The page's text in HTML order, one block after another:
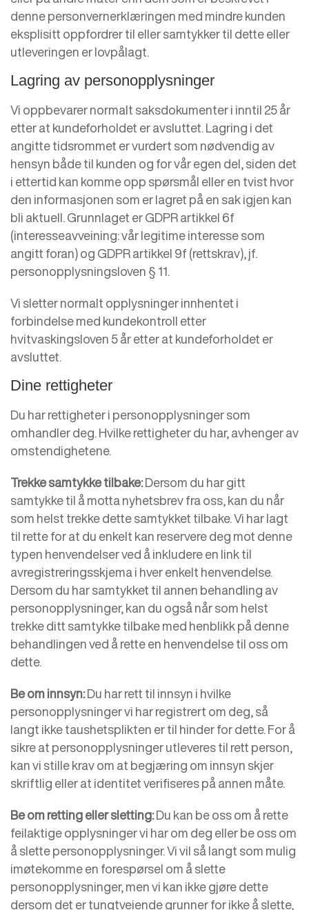
denne personvernerklæringen med mindre kunden
eksplisitt oppfordrer til eller samtykker til dette eller
utleveringen er lovpålagt.
Lagring av personopplysninger
Vi oppbevarer normalt saksdokumenter i inntil 25 år
etter at kundeforholdet er avsluttet. Lagring i det
angitte tidsrommet er vurdert som nødvendig av
hensyn både til kunden og for vår egen del, siden det
i ettertid kan komme opp spørsmål eller en tvist hvor
den informasjonen som er lagret på en sak igjen kan
bli aktuell. Grunnlaget er GDPR artikkel 6f
(interesseavveining: vår legitime interesse som
angitt foran) og GDPR artikkel 9f (rettskrav), jf.
personopplysningsloven § 11.
Vi sletter normalt opplysninger innhentet i
forbindelse med kundekontroll etter
hvitvaskingsloven 5 år etter at kundeforholdet er
avsluttet.
Dine rettigheter
Du har rettigheter i personopplysninger som
omhandler deg. Hvilke rettigheter du har, avhenger av
omstendighetene.
Trekke samtykke tilbake:Dersom du har gitt
samtykke til å motta nyhetsbrev fra oss, kan du når
som helst trekke dette samtykket tilbake. Vi har lagt
til rette for at du enkelt kan reservere deg mot denne
typen henvendelser ved å inkludere en link til
avregistreringsskjema i hver enkelt henvendelse.
Dersom du har samtykket til annen behandling av
personopplysninger, kan du også når som helst
trekke ditt samtykke tilbake med henblikk på denne
behandlingen ved å rette en henvendelse til oss om
dette.
Be om innsyn:Du har rett til innsyn i hvilke
personopplysninger vi har registrert om deg, så
langt ikke taushetsplikten er til hinder for dette. For å
sikre at personopplysninger utleveres til rett person,
kan vi stille krav om at begjæring om innsyn skjer
skriftlig eller at identitet verifiseres på annen måte.
Be om retting eller sletting:Du kan be oss om å rette
feilaktige opplysninger vi har om deg eller be oss om
å slette personopplysninger. Vi vil så langt som mulig
imøtekomme en forespørsel om å slette
personopplysninger, men vi kan ikke gjøre dette
dersom det er tungtveiende grunner for ikke å slette,